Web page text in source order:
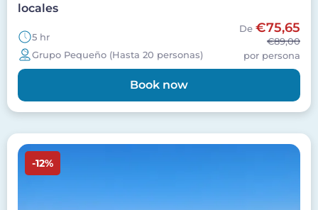
locales
5 hr
Grupo Pequeño (Hasta 20 personas)
De €75,65
€89,00
por persona
Book now
Imagen
-12%